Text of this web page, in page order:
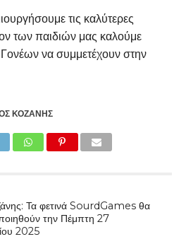
τις καλύτερες
των παιδιών μας καλούμε
να συμμετέχουν στην
ΚΟΖΆΝΗΣ
Τα φετινά SourdGames θα
την Πέμπτη 27
2025